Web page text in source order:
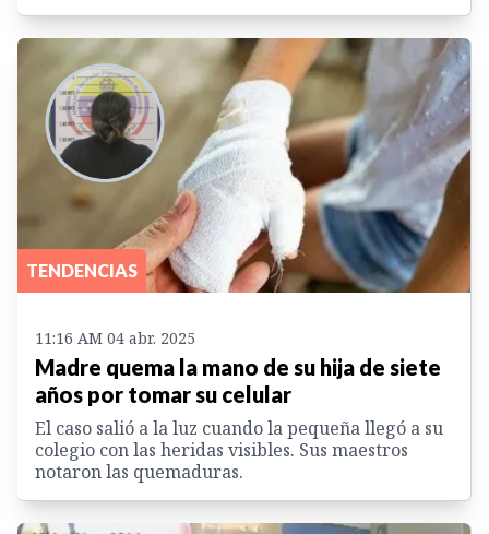
TENDENCIAS
11:16 AM 04 abr. 2025
Madre quema la mano de su hija de siete
años por tomar su celular
El caso salió a la luz cuando la pequeña llegó a su
colegio con las heridas visibles. Sus maestros
notaron las quemaduras.